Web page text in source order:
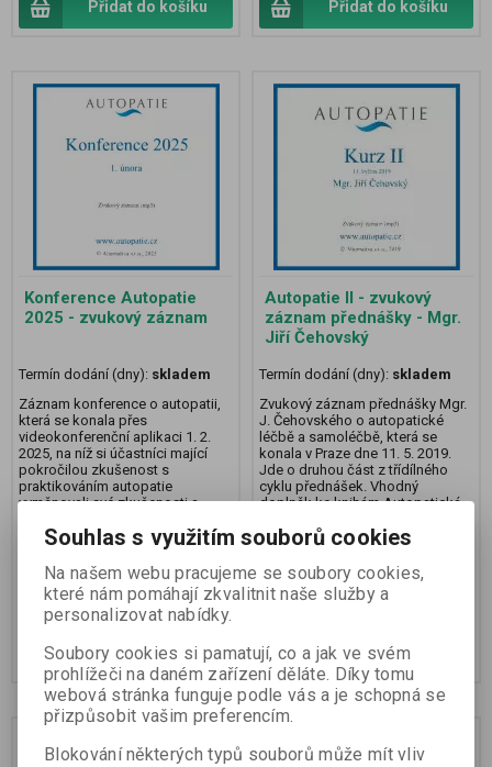
Přidat do košíku Přidat do košíku
Konference Autopatie
2025 - zvukový záznam
Termín dodání (dny): skladem
Záznam konference o autopatii,
která se konala přes
videokonferenční aplikaci 1. 2.
2025, na níž si účastníci mající
pokročilou zkušenost s
praktikováním autopatie
vyměnovali své zkušenosti a
Záznam je na CD ve formátu mp3.
Pro přehrání je potřeba CD či
DVD...
490 Kč
Přidat do košíku
Autopatie II - zvukový
záznam přednášky - Mgr.
Jiří Čehovský
Termín dodání (dny): skladem
Zvukový záznam přednášky Mgr.
J. Čehovského o autopatické
léčbě a samoléčbě, která se
konala v Praze dne 11. 5. 2019.
Jde o druhou část z třídílného
cyklu přednášek. Vhodný
doplněk ke knihám Autopatická
tělesné a duševní harmonii a
záznamu 6...
Přidat do košíku
Souhlas s využitím souborů cookies
Na našem webu pracujeme se soubory cookies,
které nám pomáhají zkvalitnit naše služby a
personalizovat nabídky.
Soubory cookies si pamatují, co a jak ve svém
prohlížeči na daném zařízení děláte. Díky tomu
webová stránka funguje podle vás a je schopná se
přizpůsobit vašim preferencím.
Blokování některých typů souborů může mít vliv